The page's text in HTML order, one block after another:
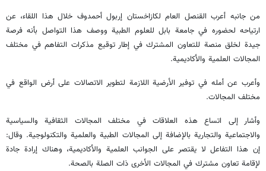
من جانبه أعرب القنصل العام لكازاخستان إربول أحمدوف خلال هذا اللقاء، عن
ارتياحه لحضوره في جامعة بابل للعلوم الطبية ووصف هذا التواصل بأنه فرصة
جيدة لخلق منصة للتعاون المشترك في إطار توقيع مذكرات التفاهم في مختلف
المجالات العلمية والأكاديمية.
وأعرب عن أمله في توفير الأرضية اللازمة لتطوير الاتصالات علی أرض الواقع في
مختلف المجالات.
وأشار إلى اتساع هذه العلاقات في مختلف المجالات الثقافية والسياسية
والاجتماعية والتجارية بالإضافة إلى المجالات الطبية والعلمية والتكنولوجية. وقال:
إن هذا التفاعل لا يقتصر على الجوانب العلمية والأكاديمية، وهناك إرادة جادة
لإقامة تعاون مشترك في المجالات الأخرى ذات الصلة بالصحة.